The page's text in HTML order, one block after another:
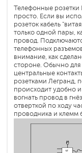
Телефонные розетки
просто. Если вы
розеток кабель
только одной пары,
провод.
телефонных
внимание, как
стороне. Обычно
центральные
розетками Легранд,
происходит удобно
вогнать провод в
отверткой по ходу
проводника и клемм